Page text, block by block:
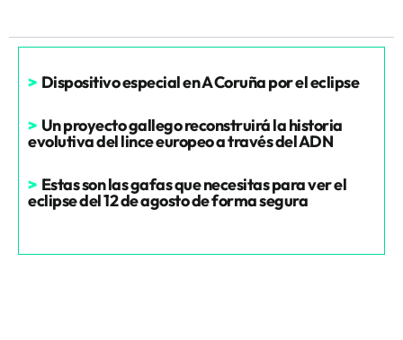
> Dispositivo especial en A Coruña por el eclipse
> Un proyecto gallego reconstruirá la historia
evolutiva del lince europeo a través del ADN
> Estas son las gafas que necesitas para ver el
eclipse del 12 de agosto de forma segura